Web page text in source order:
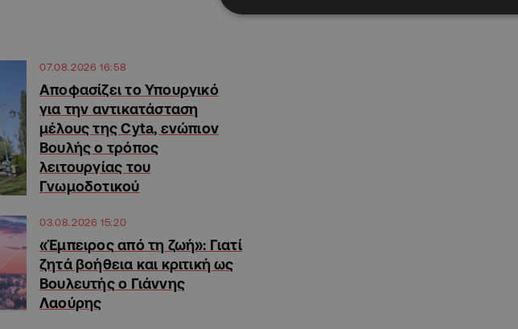
07.08.2026 16:58
Αποφασίζει το Υπουργικό
για την αντικατάσταση
μέλους της Cyta, ενώπιον
Βουλής ο τρόπος
λειτουργίας του
Γνωμοδοτικού
03.08.2026 15:20
«Έμπειρος από τη ζωή»: Γιατί
ζητά βοήθεια και κριτική ως
Βουλευτής ο Γιάννης
Λαούρης